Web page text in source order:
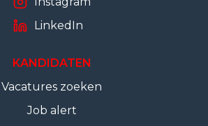
LinkedIn
KANDIDATEN
Vacatures zoeken
Job alert